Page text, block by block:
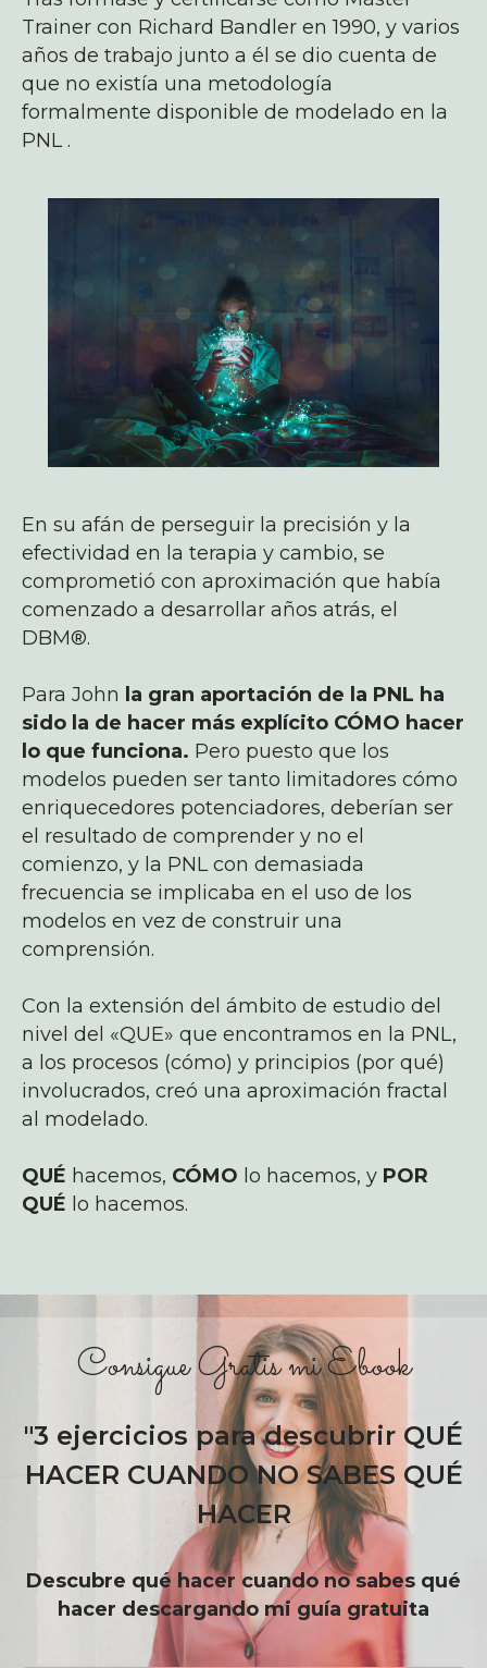
Trainer con Richard Bandler en 1990, y varios
años de trabajo junto a él se dio cuenta de
que no existía una metodología
formalmente disponible de modelado en la
PNL .
En su afán de perseguir la precisión y la
efectividad en la terapia y cambio, se
comprometió con aproximación que había
comenzado a desarrollar años atrás, el
DBM®.
Para John la gran aportación de la PNL ha
sido la de hacer más explícito CÓMO hacer
lo que funciona. Pero puesto que los
modelos pueden ser tanto limitadores cómo
enriquecedores potenciadores, deberían ser
el resultado de comprender y no el
comienzo, y la PNL con demasiada
frecuencia se implicaba en el uso de los
modelos en vez de construir una
comprensión.
Con la extensión del ámbito de estudio del
nivel del «QUE» que encontramos en la PNL,
a los procesos (cómo) y principios (por qué)
involucrados, creó una aproximación fractal
al modelado.
QUÉ hacemos, CÓMO lo hacemos, y POR
QUÉ lo hacemos.
Consigue Gratis mi Ebook
"3 ejercicios para descubrir QUÉ
HACER CUANDO NO SABES QUÉ
HACER
Descubre qué hacer cuando no sabes qué
hacer descargando mi guía gratuita